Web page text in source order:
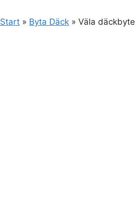
Start » Byta Däck » Väla däckbyte